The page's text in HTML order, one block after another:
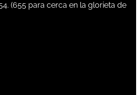
. (655 para cerca en la glorieta de